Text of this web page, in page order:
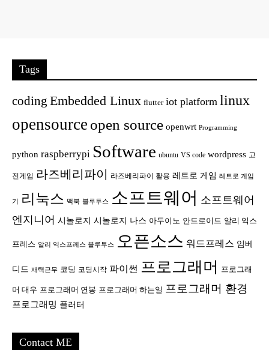
Tags
coding Embedded Linux flutter iot platform linux
opensource open source openwrt Programming
python raspberrypi Software ubuntu VS code wordpress 고
전게임 라즈베리파이 라즈베리파이 활용 레트로 게임 레트로 게임
기 리눅스 맥북 블루투스 소프트웨어 소프트웨어
엔지니어 시놀로지 시놀로지 나스 아두이노 안드로이드 알리 익스
프레스 알리 익스프레스 블루투스 오픈소스 워드프레스 임베
디드 재택근무 코딩 코딩시작 파이썬 프로그래머 프로그래
머 대우 프로그래머 연봉 프로그래머 하는일 프로그래머 환경
프로그래밍 플러터
Contact ME